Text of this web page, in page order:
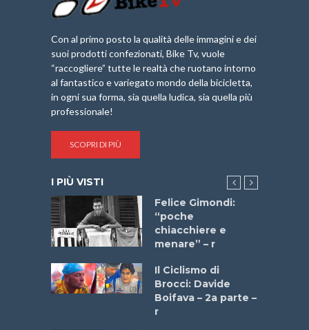
Con al primo posto la qualità delle immagini e dei
suoi prodotti confezionati, Bike Tv, vuole
“raccogliere” tutte le realtà che ruotano intorno
al fantastico e variegato mondo della bicicletta,
in ogni sua forma, sia quella ludica, sia quella più
professionale!
SCOPRI DI PIÙ
I PIÙ VISTI
Felice Gimondi:
“poche
chiacchiere e
menare” – r
Il Ciclismo di
Brocci: Davide
Boifava – 2a parte –
r